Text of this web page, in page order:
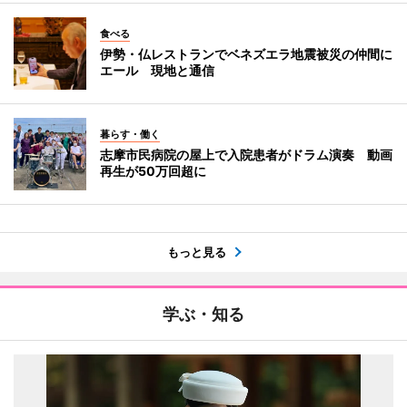
食べる
伊勢・仏レストランでベネズエラ地震被災の仲間に
エール 現地と通信
暮らす・働く
志摩市民病院の屋上で入院患者がドラム演奏 動画
再生が50万回超に
もっと見る
学ぶ・知る